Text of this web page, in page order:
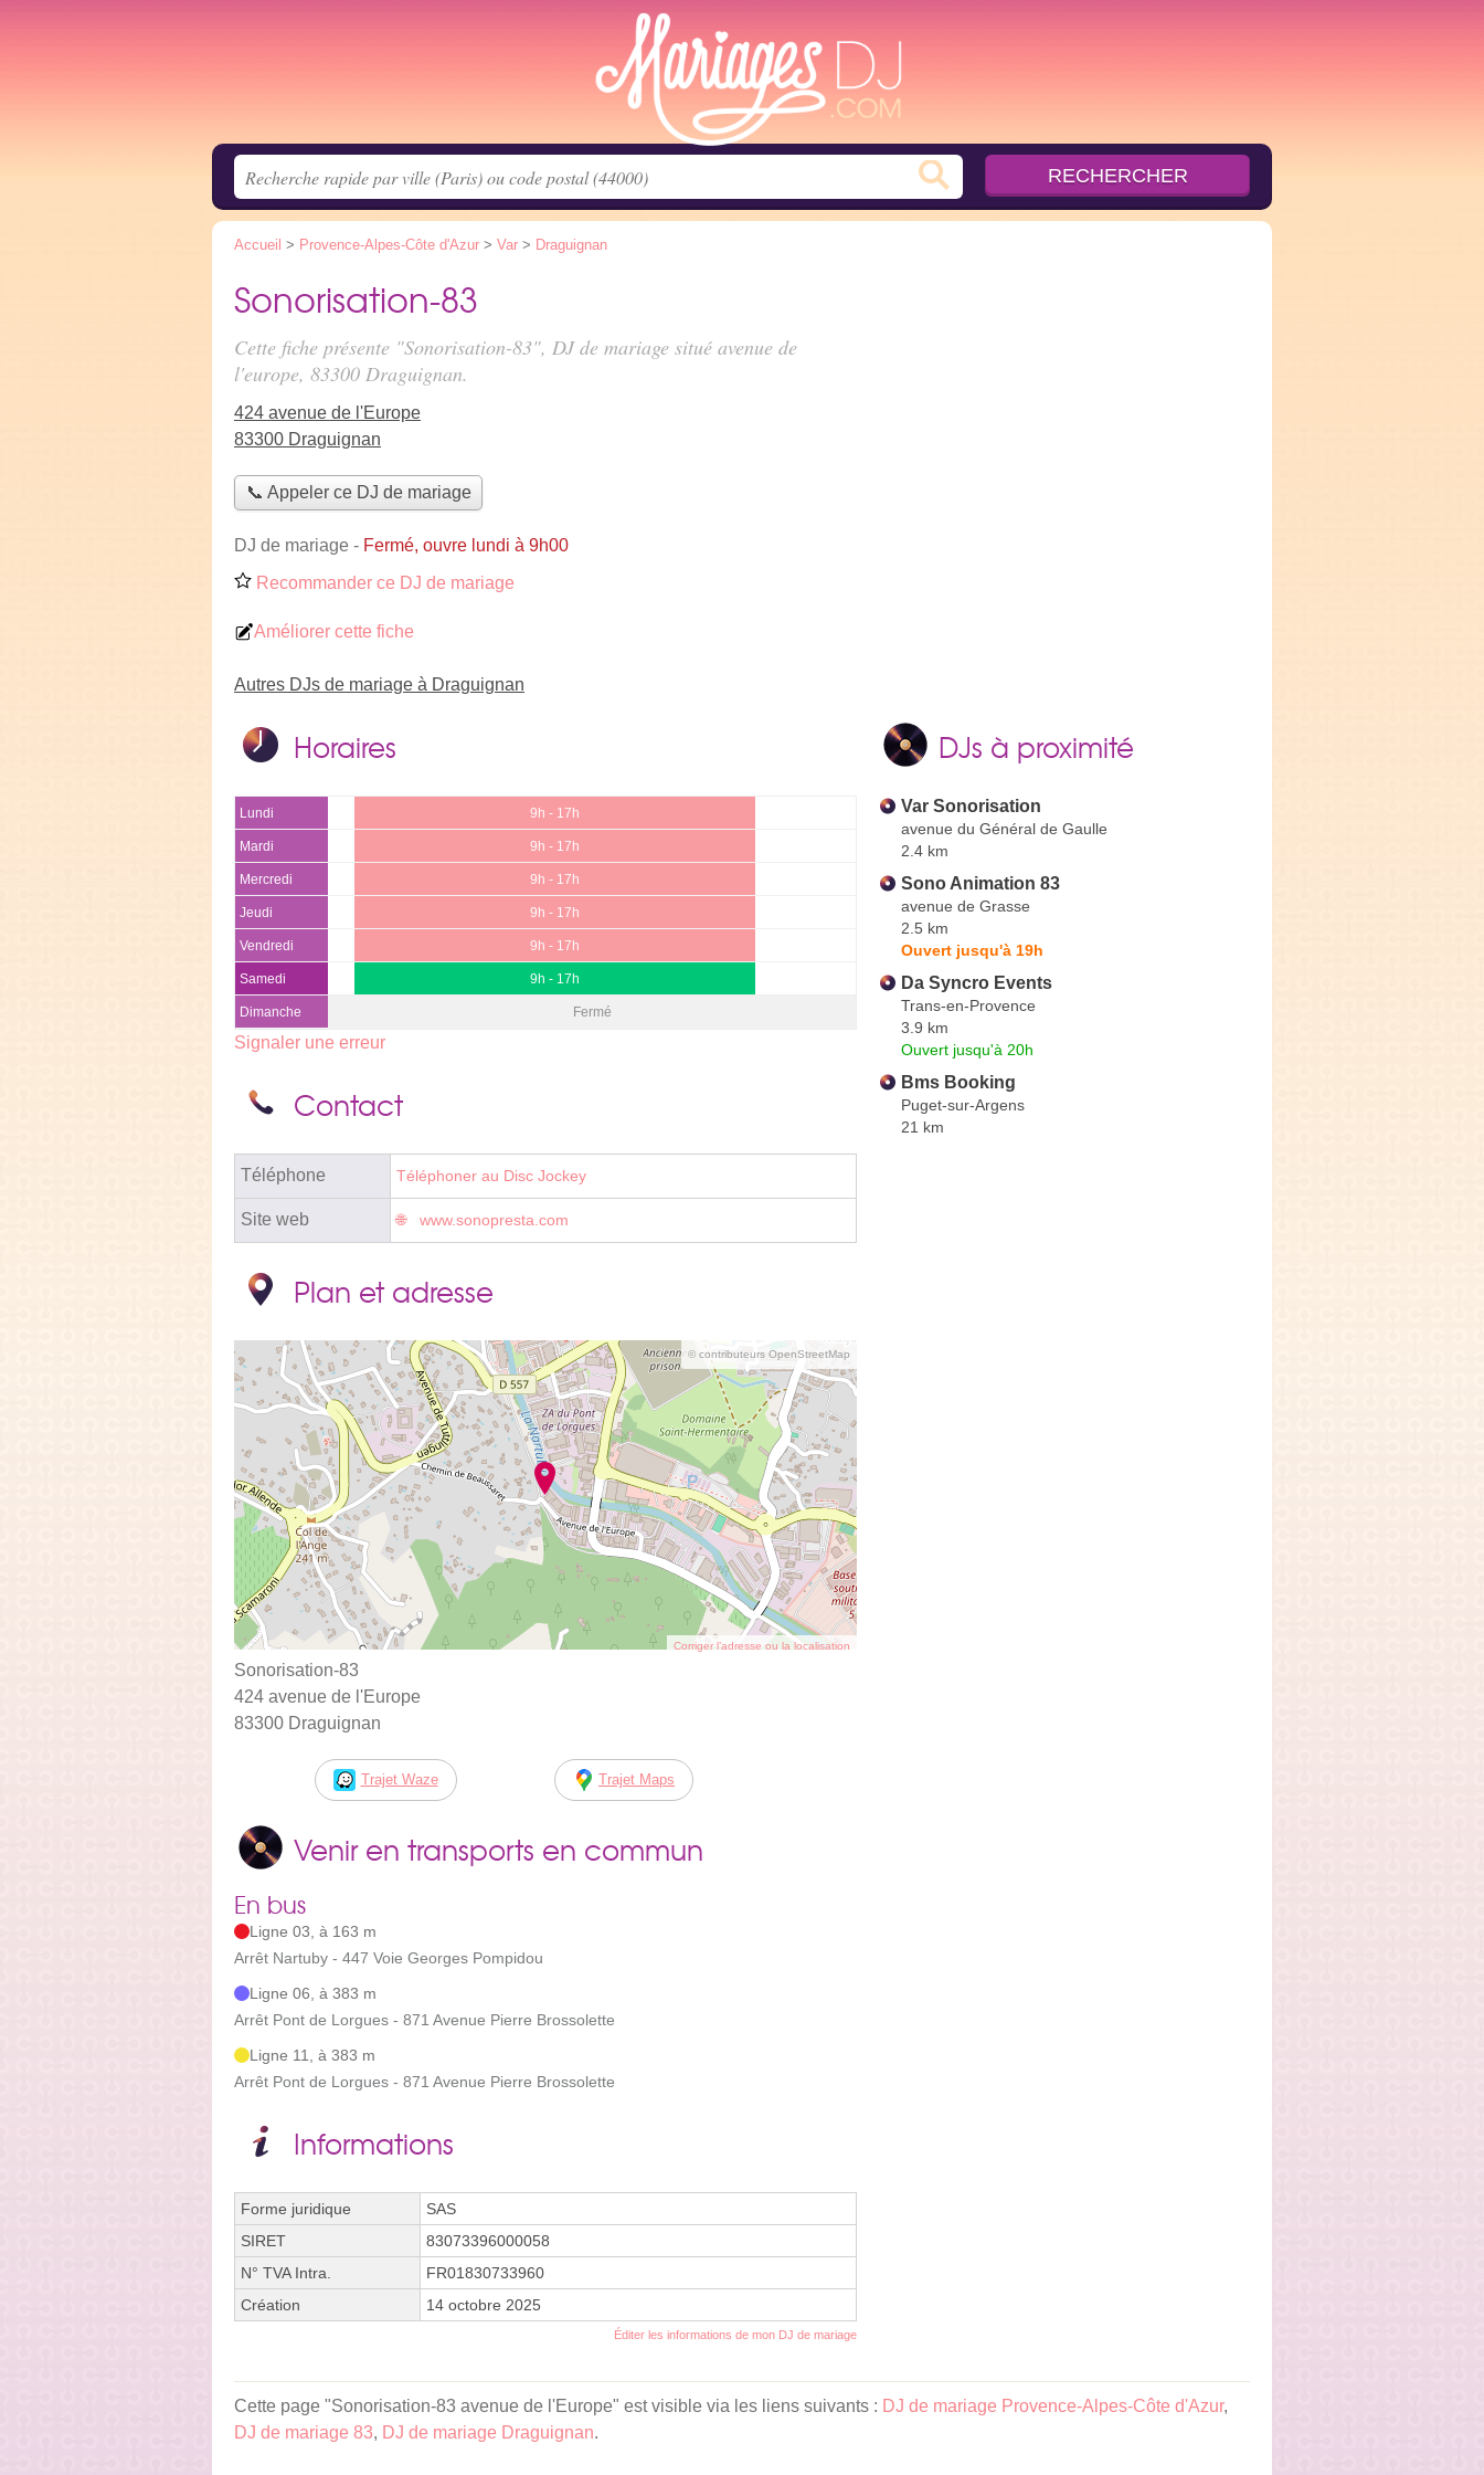
Accueil > Provence-Alpes-Côte d'Azur > Var > Draguignan
Sonorisation-83
Cette fiche présente "Sonorisation-83", DJ de mariage situé avenue de
l'europe, 83300 Draguignan.
424 avenue de l'Europe
83300 Draguignan
📞 Appeler ce DJ de mariage
DJ de mariage - Fermé, ouvre lundi à 9h00
Recommander ce DJ de mariage
Améliorer cette fiche
Autres DJs de mariage à Draguignan
Horaires
Lundi 9h - 17h
Mardi 9h - 17h
Mercredi 9h - 17h
Jeudi 9h - 17h
Vendredi 9h - 17h
Samedi 9h - 17h
Dimanche Fermé
Signaler une erreur
Contact
Téléphone Téléphoner au Disc Jockey
Site web www.sonopresta.com
Plan et adresse
© contributeurs OpenStreetMap
Corriger l’adresse ou la localisation
Sonorisation-83
424 avenue de l'Europe
83300 Draguignan
Trajet Waze Trajet Maps
Venir en transports en commun
En bus
Ligne 03, à 163 m
Arrêt Nartuby - 447 Voie Georges Pompidou
Ligne 06, à 383 m
Arrêt Pont de Lorgues - 871 Avenue Pierre Brossolette
Ligne 11, à 383 m
Arrêt Pont de Lorgues - 871 Avenue Pierre Brossolette
Informations
Forme juridique
SAS
SIRET
83073396000058
N° TVA Intra.
FR01830733960
Création
14 octobre 2025
Éditer les informations de mon DJ de mariage
DJs à proximité
Var Sonorisation
avenue du Général de Gaulle
2.4 km
Sono Animation 83
avenue de Grasse
2.5 km
Ouvert jusqu'à 19h
Da Syncro Events
Trans-en-Provence
3.9 km
Ouvert jusqu'à 20h
Bms Booking
Puget-sur-Argens
21 km
Cette page "Sonorisation-83 avenue de l'Europe" est visible via les liens suivants : DJ de mariage Provence-Alpes-Côte d'Azur,
DJ de mariage 83, DJ de mariage Draguignan.